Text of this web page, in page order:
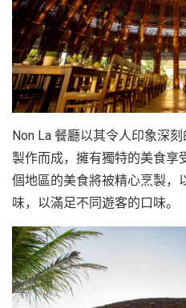
Non La 餐廳以其令人印象深
製作而成，擁有獨特的美食享
個地區的美食將被精心烹製，
味，以滿足不同遊客的口味。